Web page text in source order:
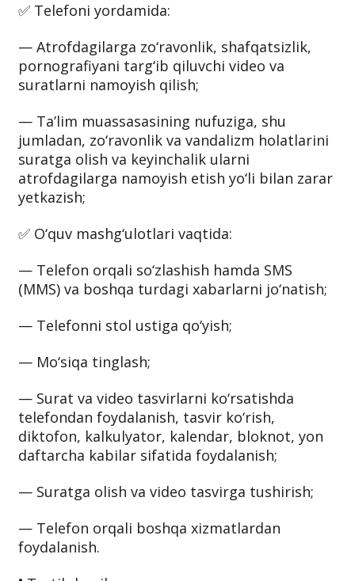
✅ Telefoni yordamida:
— Atrofdagilarga zo‘ravonlik, shafqatsizlik,
pornografiyani targ‘ib qiluvchi video va
suratlarni namoyish qilish;
— Taʼlim muassasasining nufuziga, shu
jumladan, zo‘ravonlik va vandalizm holatlarini
suratga olish va keyinchalik ularni
atrofdagilarga namoyish etish yo‘li bilan zarar
yetkazish;
✅ O‘quv mashg‘ulotlari vaqtida:
— Telefon orqali so‘zlashish hamda SMS
(MMS) va boshqa turdagi xabarlarni jo‘natish;
— Telefonni stol ustiga qo‘yish;
— Mo‘siqa tinglash;
— Surat va video tasvirlarni ko‘rsatishda
telefondan foydalanish, tasvir ko‘rish,
diktofon, kalkulyator, kalendar, bloknot, yon
daftarcha kabilar sifatida foydalanish;
— Suratga olish va video tasvirga tushirish;
— Telefon orqali boshqa xizmatlardan
foydalanish.